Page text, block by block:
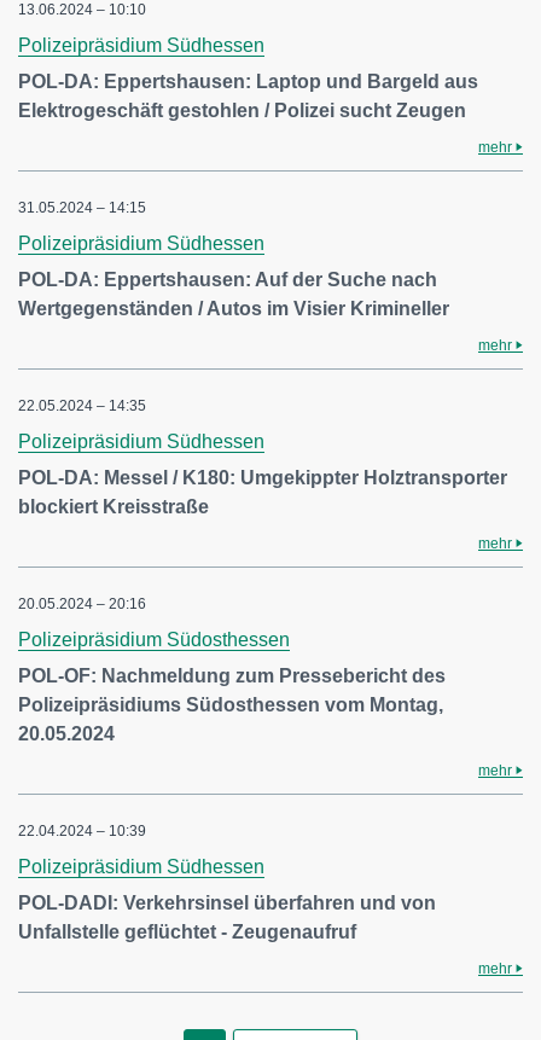
13.06.2024 – 10:10
Polizeipräsidium Südhessen
POL-DA: Eppertshausen: Laptop und Bargeld aus
Elektrogeschäft gestohlen / Polizei sucht Zeugen
mehr
31.05.2024 – 14:15
Polizeipräsidium Südhessen
POL-DA: Eppertshausen: Auf der Suche nach
Wertgegenständen / Autos im Visier Krimineller
mehr
22.05.2024 – 14:35
Polizeipräsidium Südhessen
POL-DA: Messel / K180: Umgekippter Holztransporter
blockiert Kreisstraße
mehr
20.05.2024 – 20:16
Polizeipräsidium Südosthessen
POL-OF: Nachmeldung zum Pressebericht des
Polizeipräsidiums Südosthessen vom Montag,
20.05.2024
mehr
22.04.2024 – 10:39
Polizeipräsidium Südhessen
POL-DADI: Verkehrsinsel überfahren und von
Unfallstelle geflüchtet - Zeugenaufruf
mehr